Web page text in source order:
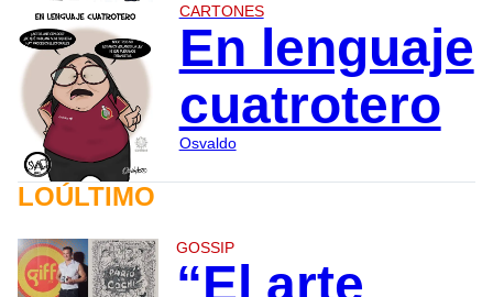
CARTONES
En lenguaje
cuatrotero
Osvaldo
LOÚLTIMO
GOSSIP
“El arte